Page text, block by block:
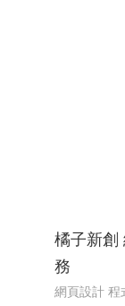
橘子新創
務
網頁設計 程